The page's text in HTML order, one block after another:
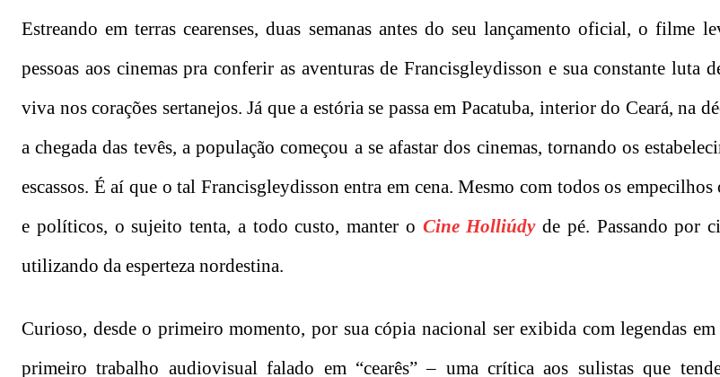
Estreando em terras cearenses, duas semanas antes do seu lançamento oficial, o filme
pessoas aos cinemas pra conferir as aventuras de Francisgleydisson e sua constante luta
viva nos corações sertanejos. Já que a estória se passa em Pacatuba, interior do Ceará, na
a chegada das tevês, a população começou a se afastar dos cinemas, tornando os
escassos. É aí que o tal Francisgleydisson entra em cena. Mesmo com todos os
e políticos, o sujeito tenta, a todo custo, manter o Cine Holliúdyde pé. Passando por
utilizando da esperteza nordestina.
Curioso, desde o primeiro momento, por sua cópia nacional ser exibida com legendas
primeiro trabalho audiovisual falado em “cearês” – uma crítica aos sulistas que